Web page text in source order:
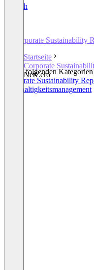
English
Corporate Sustainability
Startseite
Corporate
NetCero
In den folgenden
Corporate Sustainability
Nachhaltigkeitsmanagement